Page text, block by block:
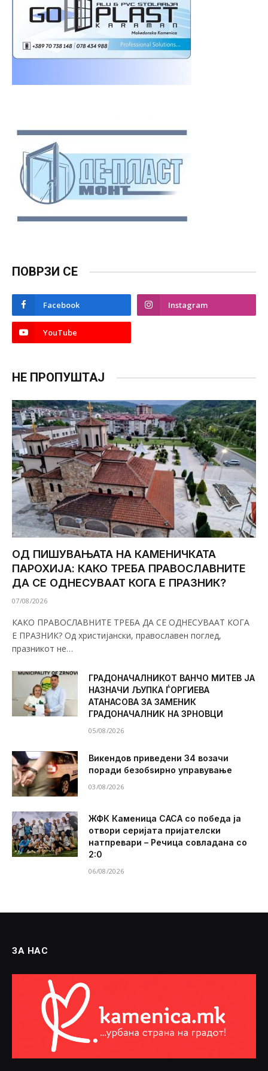
ПОВРЗИ СЕ
Facebook Instagram
YouTube
НЕ ПРОПУШТАЈ
ОД ПИШУВАЊАТА НА КАМЕНИЧКАТА
ПАРОХИЈА: КАКО ТРЕБА ПРАВОСЛАВНИТЕ
ДА СЕ ОДНЕСУВААТ КОГА Е ПРАЗНИК?
07/08/2026
КАКО ПРАВОСЛАВНИТЕ ТРЕБА ДА СЕ ОДНЕСУВААТ КОГА
Е ПРАЗНИК? Од христијански, православен поглед,
празникот не…
ГРАДОНАЧАЛНИКОТ ВАНЧО МИТЕВ ЈА
НАЗНАЧИ ЉУПКА ЃОРГИЕВА
АТАНАСОВА ЗА ЗАМЕНИК
ГРАДОНАЧАЛНИК НА ЗРНОВЦИ
05/08/2026
Викендов приведени 34 возачи
поради безобѕирно управување
03/08/2026
ЖФК Каменица САСА со победа ја
отвори серијата пријателски
натпревари – Речица совладана со
2:0
06/08/2026
ЗА НАС